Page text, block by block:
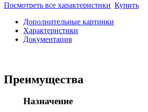
Посмотреть все характеристики Купить
Дополнительные картинки
Характеристики
Документация
Преимущества
Назначение